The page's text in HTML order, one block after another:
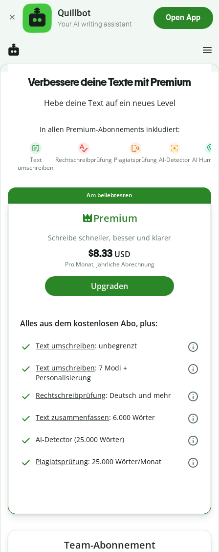
Quillbot
Your AI writing assistant
Open App
Verbessere deine Texte mit Premium
Hebe deine Text auf ein neues Level
In allen Premium-Abonnements inkludiert:
Text
umschreiben
Rechtschreibprüfung Plagiatsprüfung AI-Detector AI
Am beliebtesten
Premium
Schreibe schneller, besser und klarer
$8.33 USD
Pro Monat, jährliche Abrechnung
Upgraden
Alles aus dem kostenlosen Abo, plus:
Text umschreiben: unbegrenzt
Text umschreiben: 7 Modi +
Personalisierung
Rechtschreibprüfung: Deutsch und mehr
Text zusammenfassen: 6.000 Wörter
AI-Detector (25.000 Wörter)
Plagiatsprüfung: 25.000 Wörter/Monat
Team-Abonnement